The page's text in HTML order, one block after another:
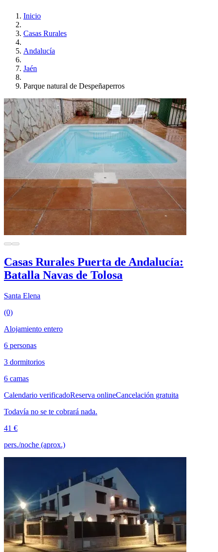
Inicio
Casas Rurales
Andalucía
Jaén
Parque natural de Despeñaperros
Casas Rurales Puerta de Andalucía:
Batalla Navas de Tolosa
Santa Elena
(0)
Alojamiento entero
6 personas
3 dormitorios
6 camas
Calendario verificadoReserva onlineCancelación gratuita
Todavía no se te cobrará nada.
41 €
pers./noche (aprox.)